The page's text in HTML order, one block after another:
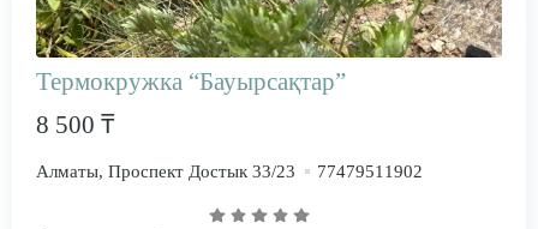
Термокружка “Бауырсақтар”
8 500 ₸
Алматы, Проспект Достык 33/23 77479511902